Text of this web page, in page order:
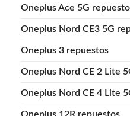
Oneplus Ace 5G
Oneplus Nord CE3 5G
Oneplus 3 repuestos
Oneplus Nord CE 2 Lite
Oneplus Nord CE 4 Lite